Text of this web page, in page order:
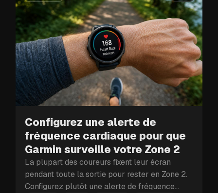
Configurez une alerte de
fréquence cardiaque pour que
Garmin surveille votre Zone 2
La plupart des coureurs fixent leur écran
pendant toute la sortie pour rester en Zone 2.
Configurez plutôt une alerte de fréquence